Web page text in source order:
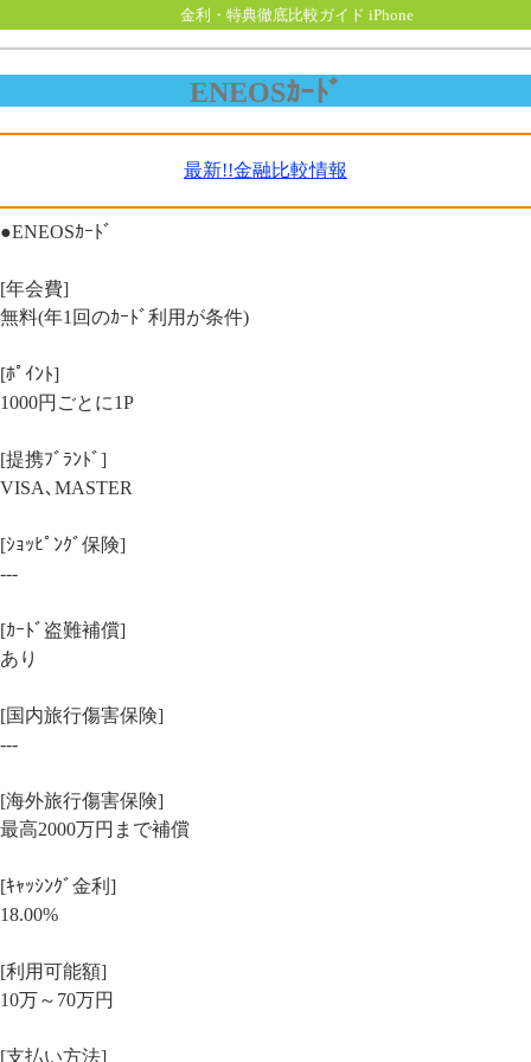
金利・特典徹底比較ガイド iPhone
ENEOSｶｰﾄﾞ
最新!!金融比較情報
●ENEOSｶｰﾄﾞ
[年会費]
無料(年1回のｶｰﾄﾞ利用が条件)
[ﾎﾟｲﾝﾄ]
1000円ごとに1P
[提携ﾌﾞﾗﾝﾄﾞ]
VISA､MASTER
[ｼｮｯﾋﾟﾝｸﾞ保険]
---
[ｶｰﾄﾞ盗難補償]
あり
[国内旅行傷害保険]
---
[海外旅行傷害保険]
最高2000万円まで補償
[ｷｬｯｼﾝｸﾞ金利]
18.00%
[利用可能額]
10万～70万円
[支払い方法]